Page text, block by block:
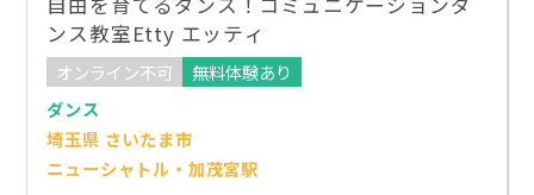
ンス教室Etty エッティ
オンライン不可
無料体験あり
ダンス
埼玉県 さいたま市
ニューシャトル・加茂宮駅